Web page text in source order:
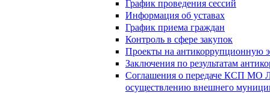
График проведения сессий
Информация об уставах
График приема граждан
Контроль в сфере закупок
Проекты на антикоррупционную
Заключения по результатам
Соглашения о передаче КСП МО
осуществлению внешнего